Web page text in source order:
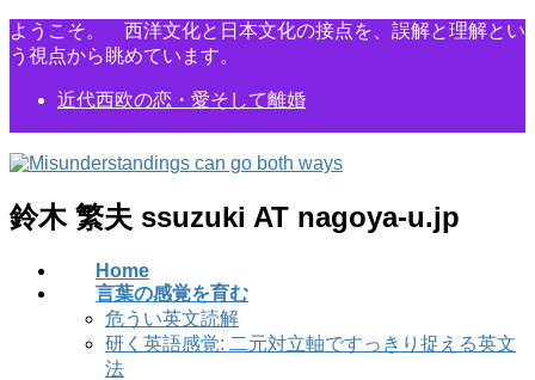
コ
ン
ツ
に
動
ナ
ビ
シ
ョ
に
移
ようこそ。 西洋文化と日本文化の接点を、誤解と理解とい
う視点から眺めています。
近代西欧の恋・愛そして離婚
鈴木 繁夫 ssuzuki AT nagoya-u.jp
Home
言葉の感覚を育む
危うい英文読解
研く英語感覚: 二元対立軸ですっきり捉える英文
法